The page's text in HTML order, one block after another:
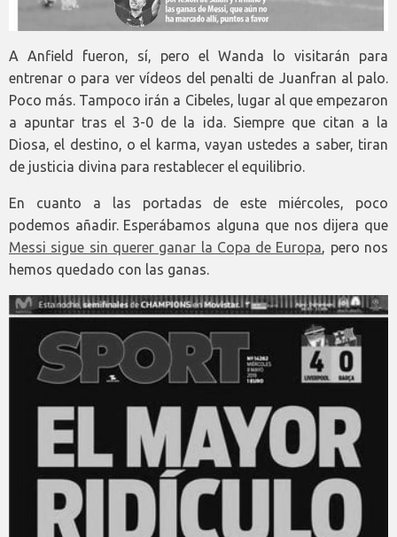
A Anfield fueron, sí, pero el Wanda lo visitarán para
entrenar o para ver vídeos del penalti de Juanfran al palo.
Poco más. Tampoco irán a Cibeles, lugar al que empezaron
a apuntar tras el 3-0 de la ida. Siempre que citan a la
Diosa, el destino, o el karma, vayan ustedes a saber, tiran
de justicia divina para restablecer el equilibrio.
En cuanto a las portadas de este miércoles, poco
podemos añadir. Esperábamos alguna que nos dijera que
Messi sigue sin querer ganar la Copa de Europa, pero nos
hemos quedado con las ganas.